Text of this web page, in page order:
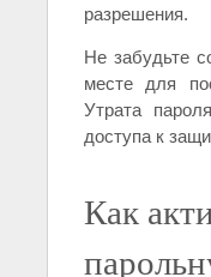
разрешения.
Не забудьте
месте для
Утрата
доступа к
Как